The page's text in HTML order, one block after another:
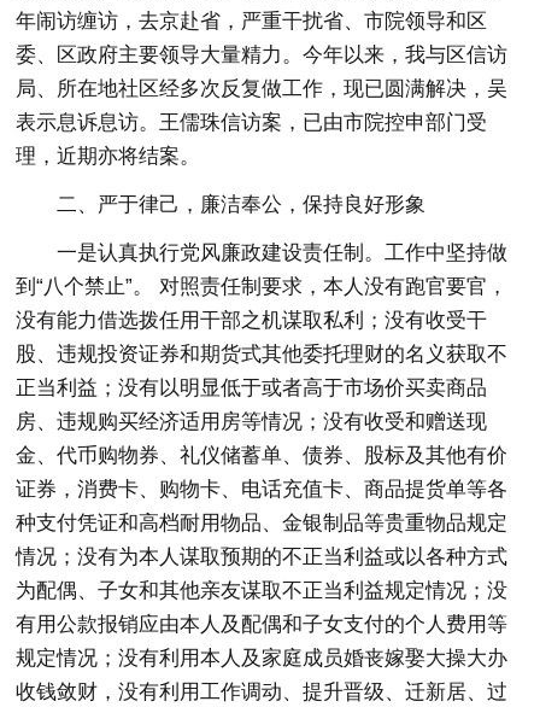
年闹访缠访，去京赴省，严重干扰省、市院领导和区
委、区政府主要领导大量精力。今年以来，我与区信访
局、所在地社区经多次反复做工作，现已圆满解决，吴
表示息诉息访。王儒珠信访案，已由市院控申部门受
理，近期亦将结案。
二、严于律己，廉洁奉公，保持良好形象
一是认真执行党风廉政建设责任制。工作中坚持做
到“八个禁止”。 对照责任制要求，本人没有跑官要官，
没有能力借选拨任用干部之机谋取私利；没有收受干
股、违规投资证券和期货式其他委托理财的名义获取不
正当利益；没有以明显低于或者高于市场价买卖商品
房、违规购买经济适用房等情况；没有收受和赠送现
金、代币购物券、礼仪储蓄单、债券、股标及其他有价
证券，消费卡、购物卡、电话充值卡、商品提货单等各
种支付凭证和高档耐用物品、金银制品等贵重物品规定
情况；没有为本人谋取预期的不正当利益或以各种方式
为配偶、子女和其他亲友谋取不正当利益规定情况；没
有用公款报销应由本人及配偶和子女支付的个人费用等
规定情况；没有利用本人及家庭成员婚丧嫁娶大操大办
收钱敛财，没有利用工作调动、提升晋级、迁新居、过